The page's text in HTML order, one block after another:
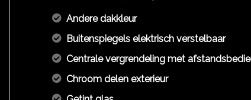
Andere dakkleur
Buitenspiegels elektrisch verstelbaar
Centrale vergrendeling met
Chroom delen exterieur